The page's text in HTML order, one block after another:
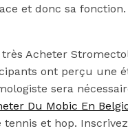
et donc sa
Acheter
ont perçu
sera
Du Mobic En
et hop.
Acheter Levitra En